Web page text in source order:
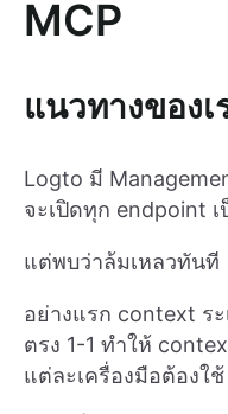
MCP
แนวทางของเ
Logto มี
จะเปิดทุก endpoint
แต่พบว่าล้มเหลวทันที
อย่างแรก context ร
ตรง 1-1 ทำให้
แต่ละเครื่องมือต้องใ